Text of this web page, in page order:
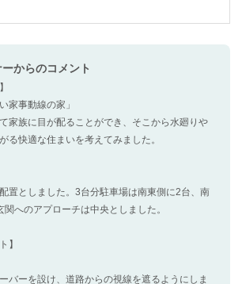
ーからのコメント
家事動線の家」
家族に目が配ることができ、そこから水廻りや
る快適な住まいを考えてみました。
置としました。3台分駐車場は南東側に2台、南
へのアプローチは中央としました。
】
バーを設け、道路からの視線を遮るようにしま